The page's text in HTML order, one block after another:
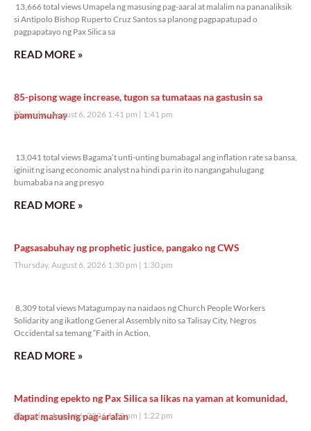
13,666 total views Umapela ng masusing pag-aaral at malalim na pananaliksik
si Antipolo Bishop Ruperto Cruz Santos sa planong pagpapatupad o
pagpapatayo ng Pax Silica sa
READ MORE »
85-pisong wage increase, tugon sa tumataas na gastusin sa
pamumuhay
Thursday, August 6, 2026 1:41 pm 1:41 pm
13,041 total views Bagama’t unti-unting bumabagal ang inflation rate sa bansa,
iginiit ng isang economic analyst na hindi pa rin ito nangangahulugang
bumababa na ang presyo
READ MORE »
Pagsasabuhay ng prophetic justice, pangako ng CWS
Thursday, August 6, 2026 1:30 pm 1:30 pm
8,309 total views Matagumpay na naidaos ng Church People Workers
Solidarity ang ikatlong General Assembly nito sa Talisay City, Negros
Occidental sa temang “Faith in Action,
READ MORE »
Matinding epekto ng Pax Silica sa likas na yaman at komunidad,
dapat masusing pag-aralan
Thursday, August 6, 2026 1:22 pm 1:22 pm